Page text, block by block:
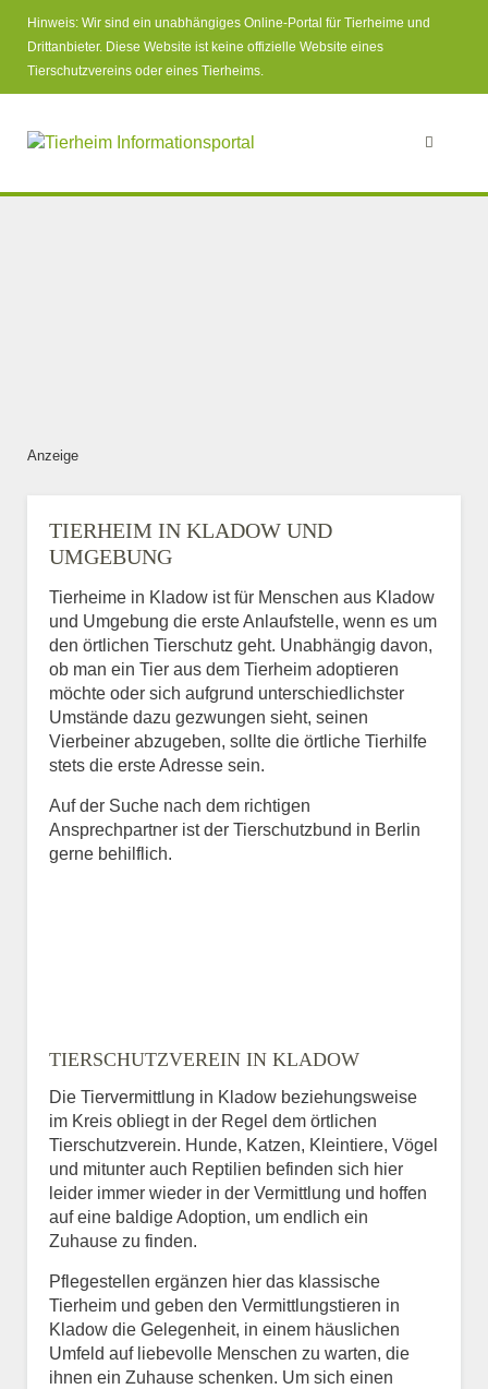
Hinweis: Wir sind ein unabhängiges Online-Portal für Tierheime und
Drittanbieter. Diese Website ist keine offizielle Website eines
Tierschutzvereins oder eines Tierheims.
Anzeige
TIERHEIM IN KLADOW UND
UMGEBUNG
Tierheime in Kladow ist für Menschen aus Kladow
und Umgebung die erste Anlaufstelle, wenn es um
den örtlichen Tierschutz geht. Unabhängig davon,
ob man ein Tier aus dem Tierheim adoptieren
möchte oder sich aufgrund unterschiedlichster
Umstände dazu gezwungen sieht, seinen
Vierbeiner abzugeben, sollte die örtliche Tierhilfe
stets die erste Adresse sein.
Auf der Suche nach dem richtigen
Ansprechpartner ist der Tierschutzbund in Berlin
gerne behilflich.
TIERSCHUTZVEREIN IN KLADOW
Die Tiervermittlung in Kladow beziehungsweise
im Kreis obliegt in der Regel dem örtlichen
Tierschutzverein. Hunde, Katzen, Kleintiere, Vögel
und mitunter auch Reptilien befinden sich hier
leider immer wieder in der Vermittlung und hoffen
auf eine baldige Adoption, um endlich ein
Zuhause zu finden.
Pflegestellen ergänzen hier das klassische
Tierheim und geben den Vermittlungstieren in
Kladow die Gelegenheit, in einem häuslichen
Umfeld auf liebevolle Menschen zu warten, die
ihnen ein Zuhause schenken. Um sich einen